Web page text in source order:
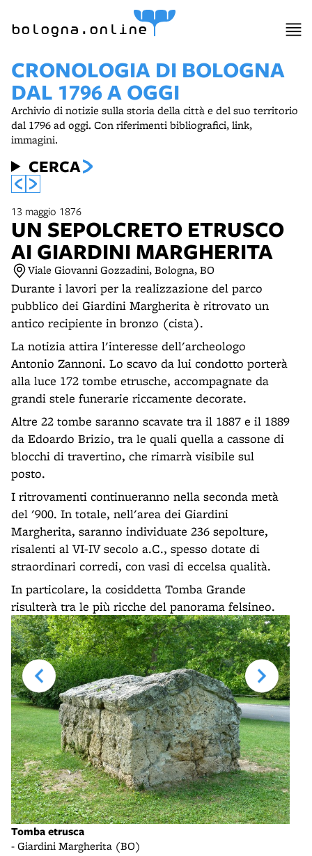
bologna.online
CRONOLOGIA DI BOLOGNA
DAL 1796 A OGGI
Archivio di notizie sulla storia della città e del suo territorio
dal 1796 ad oggi. Con riferimenti bibliografici, link,
immagini.
CERCA
13 maggio 1876
UN SEPOLCRETO ETRUSCO
AI GIARDINI MARGHERITA
Viale Giovanni Gozzadini, Bologna, BO
Durante i lavori per la realizzazione del parco
pubblico dei Giardini Margherita è ritrovato un
antico recipiente in bronzo (cista).
La notizia attira l'interesse dell'archeologo
Antonio Zannoni. Lo scavo da lui condotto porterà
alla luce 172 tombe etrusche, accompagnate da
grandi stele funerarie riccamente decorate.
Altre 22 tombe saranno scavate tra il 1887 e il 1889
da Edoardo Brizio, tra le quali quella a cassone di
blocchi di travertino, che rimarrà visibile sul
posto.
I ritrovamenti continueranno nella seconda metà
del '900. In totale, nell'area dei Giardini
Margherita, saranno individuate 236 sepolture,
risalenti al VI-IV secolo a.C., spesso dotate di
straordinari corredi, con vasi di eccelsa qualità.
In particolare, la cosiddetta Tomba Grande
risulterà tra le più ricche del panorama felsineo.
Tomba etrusca
- Giardini Margherita (BO)